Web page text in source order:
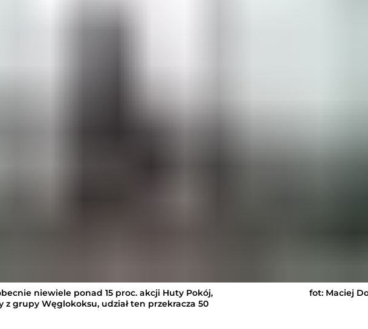
niewiele ponad 15 proc. akcji Huty Pokój,
z grupy Węglokoksu, udział ten przekracza 50
fot: Maciej